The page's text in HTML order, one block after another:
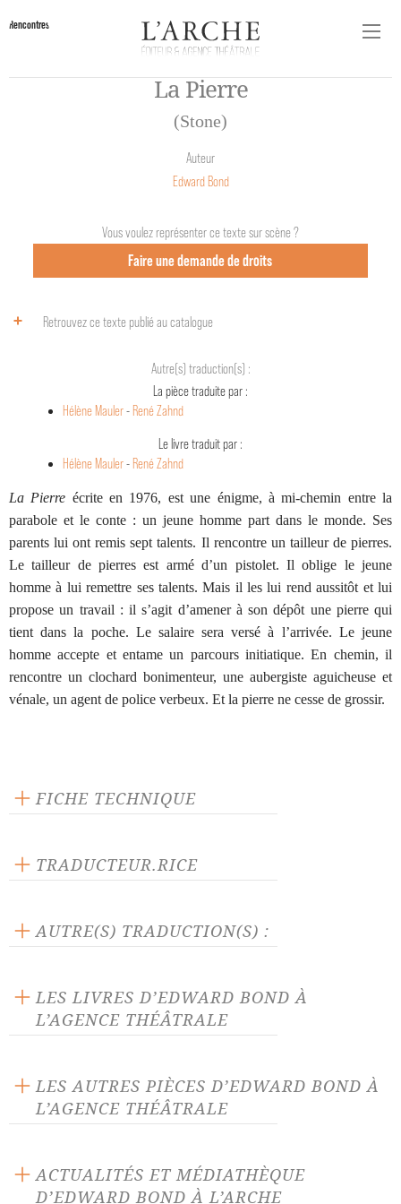
Rencontres
La Pierre
(Stone)
Auteur
Edward Bond
Vous voulez représenter ce texte sur scène ?
Faire une demande de droits
Retrouvez ce texte publié au catalogue
Autre(s) traduction(s) :
La pièce traduite par :
Hélène Mauler- René Zahnd
Le livre traduit par :
Hélène Mauler- René Zahnd
La Pierre écrite en 1976, est une énigme, à mi-chemin entre la
parabole et le conte : un jeune homme part dans le monde. Ses
parents lui ont remis sept talents. Il rencontre un tailleur de pierres.
Le tailleur de pierres est armé d’un pistolet. Il oblige le jeune
homme à lui remettre ses talents. Mais il les lui rend aussitôt et lui
propose un travail : il s’agit d’amener à son dépôt une pierre qui
tient dans la poche. Le salaire sera versé à l’arrivée. Le jeune
homme accepte et entame un parcours initiatique. En chemin, il
rencontre un clochard bonimenteur, une aubergiste aguicheuse et
vénale, un agent de police verbeux. Et la pierre ne cesse de grossir.
FICHE TECHNIQUE
Langue source : anglais
Nombre de personnages masculins : 3
TRADUCTEUR.RICE
AUTRE(S) TRADUCTION(S) :
Le livre traduit par : Hélène Mauler- René Zahnd
LES LIVRES D’EDWARD BOND À
L’AGENCE THÉÂTRALE
LES AUTRES PIÈCES D’EDWARD BOND À
L’AGENCE THÉÂTRALE
Bingo, scènes d'argent et de Black mass
ACTUALITÉS ET MÉDIATHÈQUE
D’EDWARD BOND À L’ARCHE